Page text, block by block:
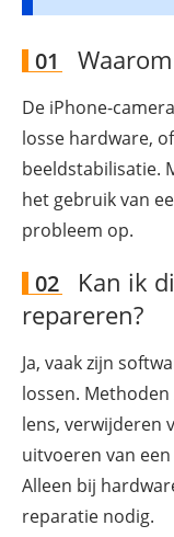
01
De iPhone-
losse hardware,
beeldstabilisatie.
het gebruik van
probleem op.
02
Kan ik
repareren?
Ja, vaak zijn
lossen.
lens, verwijderen
uitvoeren van
Alleen bij
reparatie nodig.